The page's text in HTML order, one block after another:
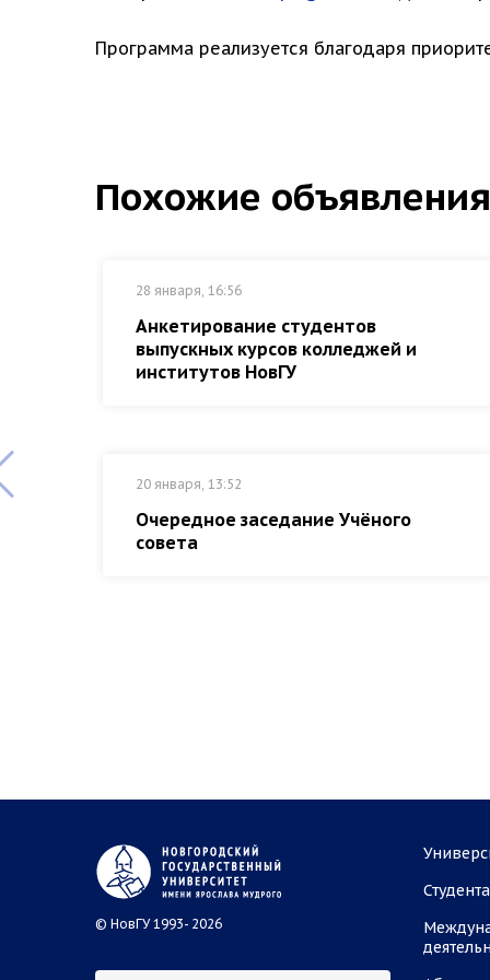
Программа реализуется благодаря
Похожие объявления
28 января, 16:56
Анкетирование студентов
выпускных курсов колледжей и
институтов НовГУ
20 января, 13:52
Очередное заседание Учёного
совета
© НовГУ 1993- 2026